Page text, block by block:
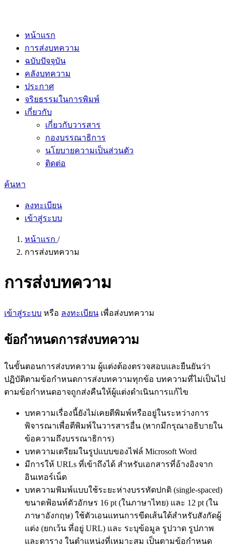
หน้าแรก
การส่งบทความ
ฉบับปัจจุบัน
คลังบทความ
ประกาศ
จริยธรรมในการพิมพ์
เกี่ยวกับ
เกี่ยวกับวารสาร
กองบรรณาธิการ
นโยบายความเป็นส่วนตัว
ติดต่อ
ค้นหา
ลงทะเบียน
เข้าสู่ระบบ
หน้าแรก /
การส่งบทความ
การส่งบทความ
เข้าสู่ระบบ หรือ ลงทะเบียน เพื่อส่งบทความ
ข้อกำหนดการส่งบทความ
ในขั้นตอนการส่งบทความ ผู้แต่งต้องตรวจสอบและยืนยันว่า
ปฏิบัติตามข้อกำหนดการส่งบทความทุกข้อ บทความที่ไม่เป็นไป
ตามข้อกำหนดอาจถูกส่งคืนให้ผู้แต่งดำเนินการแก้ไข
บทความเรื่องนี้ยังไม่เคยตีพิมพ์หรืออยู่ในระหว่างการ
พิจารณาเพื่อตีพิมพ์ในวารสารอื่น (หากมีกรุณาอธิบายใน
ข้อความถึงบรรณาธิการ)
บทความเตรียมในรูปแบบของไฟล์ Microsoft Word
มีการให้ URLs ที่เข้าถึงได้ สำหรับเอกสารที่อ้างอิงจาก
อินเทอร์เน็ต
บทความพิมพ์แบบใช้ระยะห่างบรรทัดปกติ (single-spaced)
ขนาดฟ้อนท์ตัวอักษร 16 pt (ในภาษาไทย) และ 12 pt (ใน
ภาษาอังกฤษ) ใช้ตัวเอนแทนการขีดเส้นใต้สำหรับสังกัดผู้
แต่ง (ยกเว้น ที่อยู่ URL) และ ระบุข้อมูล รูปวาด รูปภาพ
และตาราง ในตำแหน่งที่เหมาะสม เป็นตามข้อกำหนด